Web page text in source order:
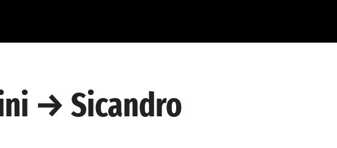
→ Sicandro